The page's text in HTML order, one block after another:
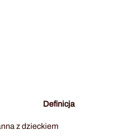
Definicja
z dzieckiem